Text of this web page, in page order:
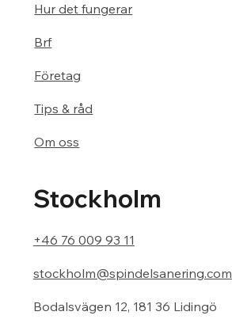
Hur det fungerar
Brf
Företag
Tips & råd
Om oss
Stockholm
+46 76 009 93 11
Bodalsvägen 12, 181 36 Lidingö
stockholm@spindelsanering.com